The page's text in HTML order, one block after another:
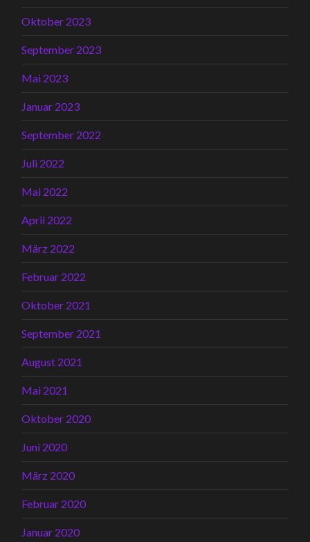
Oktober 2023
September 2023
Mai 2023
Januar 2023
September 2022
Juli 2022
Mai 2022
April 2022
März 2022
Februar 2022
Oktober 2021
September 2021
August 2021
Mai 2021
Oktober 2020
Juni 2020
März 2020
Februar 2020
Januar 2020